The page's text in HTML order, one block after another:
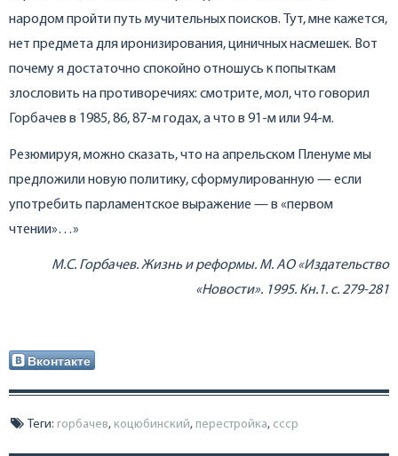
народом пройти путь мучительных поисков. Тут, мне кажется,
нет предмета для иронизирования, циничных насмешек. Вот
почему я достаточно спокойно отношусь к попыткам
злословить на противоречиях: смотрите, мол, что говорил
Горбачев в 1985, 86, 87-м годах, а что в 91-м или 94-м.
Резюмируя, можно сказать, что на апрельском Пленуме мы
предложили новую политику, сформулированную — если
употребить парламентское выражение — в «первом
чтении»…»
М.С. Горбачев. Жизнь и реформы. М. АО «Издательство
«Новости». 1995. Кн.1. с. 279-281
Вконтакте
Теги: горбачев, коцюбинский, перестройка, ссср